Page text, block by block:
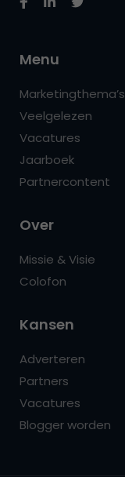
Menu
Marketingthema’s
Veelgelezen
Vacatures
Jaarboek
Partnercontent
Over
Missie & Visie
Colofon
Kansen
Adverteren
Partners
Vacatures
Blogger worden